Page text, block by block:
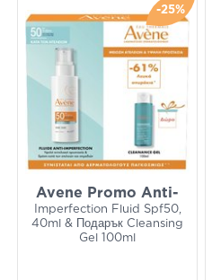
-25%
Avene Promo Anti-
Imperfection Fluid Spf50,
40ml & Подарък Cleansing
Gel 100ml